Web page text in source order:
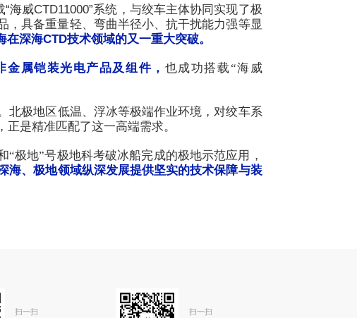
威CTD11000”系统，与绞车主体协同实现了极
，具备重量轻、弯曲半径小、抗干扰能力强等显
深海CTD技术领域的又一重大突破。
金属铠装光电产品及组件， 也成功搭载“海威
北极地区低温、浮冰等极端作业环境，对绞车系
正是精准匹配了这一高端需求。
“极地”号极地科考破冰船完成的极地示范应用，
海、极地领域纵深发展提供坚实的技术保障与装
扫一扫 扫一扫